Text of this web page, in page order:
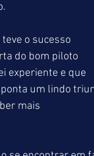
o sucesso
do bom piloto
experiente e que
um lindo
mais